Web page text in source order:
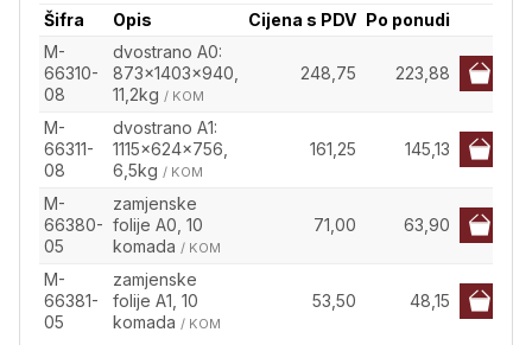
Šifra Opis Cijena s PDV Po ponudi
M-
66310-
08
dvostrano A0:
873x1403x940,
11,2kg / KOM
248,75 223,88
M-
66311-
08
dvostrano A1:
1115x624x756,
6,5kg / KOM
161,25 145,13
M-
66380-
05
zamjenske
folije A0, 10
komada / KOM
71,00 63,90
M-
66381-
05
zamjenske
folije A1, 10
komada / KOM
53,50 48,15